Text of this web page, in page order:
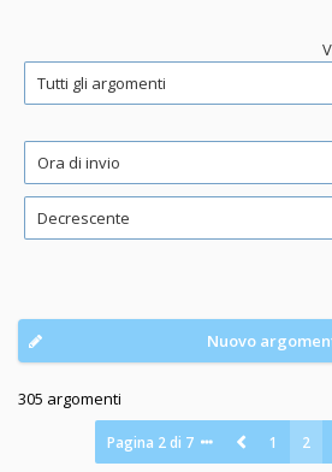
Nuovo
305 argomenti
Pagina 2 di 7 1 2